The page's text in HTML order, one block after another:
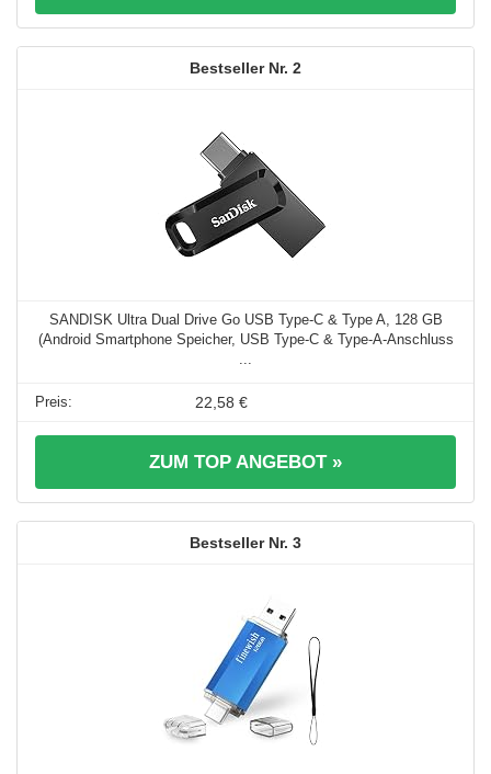
2
SANDISK Ultra Dual Drive Go USB Type-C & Type A, 128 GB
(Android Smartphone Speicher, USB Type-C & Type-A-Anschluss
...
22,58 €
ZUM TOP ANGEBOT »
3